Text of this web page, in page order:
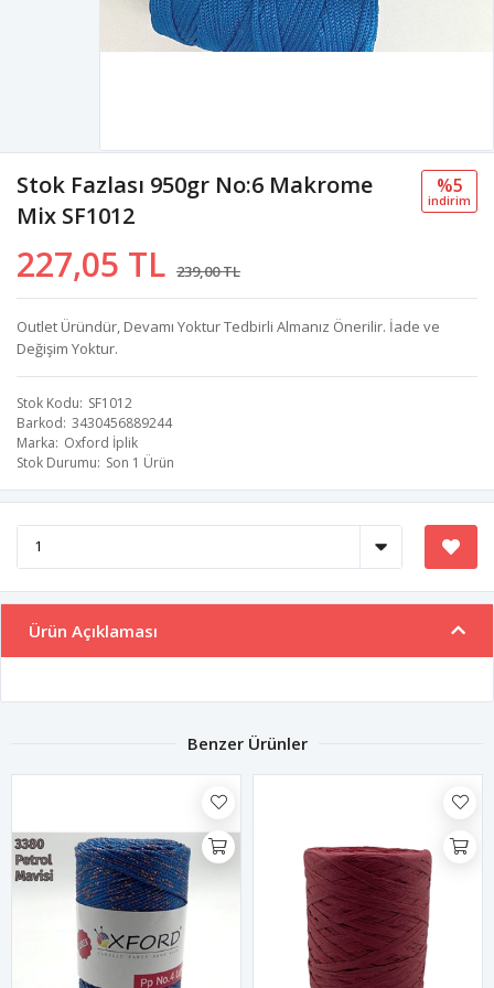
Stok Fazlası 950gr No:6 Makrome
Mix SF1012
227,05 TL 239,00 TL
%5
i̇ndi̇ri̇m
Outlet Üründür, Devamı Yoktur Tedbirli Almanız Önerilir. İade ve
Değişim Yoktur.
Stok Kodu SF1012
Barkod 3430456889244
Marka Oxford İplik
Stok Durumu Son 1 Ürün
Ürün Açıklaması
Benzer Ürünler